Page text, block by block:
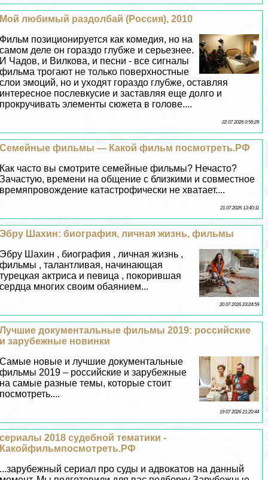
Мой любимый раздолбай (Россия), 2010
Фильм позиционируется как комедия, но на
самом деле он гораздо глубже и серьезнее.
И Чадов, и Вилкова, и песни - все сигналы
фильма трогают не только поверхностные
слои эмоций, но и уходят гораздо глубже, оставляя
интересное послевкусие и заставляя еще долго и
прокручивать элементы сюжета в голове....
22 07 2026 0:56:29
Семейные фильмы — Какой фильм посмотреть.РФ
Как часто вы смотрите семейные фильмы? Нечасто?
Зачастую, времени на общение с близкими и совместное
времяпровождение катастрофически не хватает....
21 07 2026 13:40:11
Эбру Шахин: биография, личная жизнь, фильмы
Эбру Шахин , биография , личная жизнь ,
фильмы , талантливая, начинающая
турецкая актриса и певица , покорившая
сердца многих своим обаянием...
20 07 2026 23:24:59
Лучшие документальные фильмы 2019: российские
и зарубежные новинки
Самые новые и лучшие документальные
фильмы 2019 – российские и зарубежные
на самые разные темы, которые стоит
посмотреть....
19 07 2026 21:20:44
сериалы 2018 судебной тематики -
Какойфильмпосмотреть.РФ
...зарубежный сериал про суды и адвокатов на данный